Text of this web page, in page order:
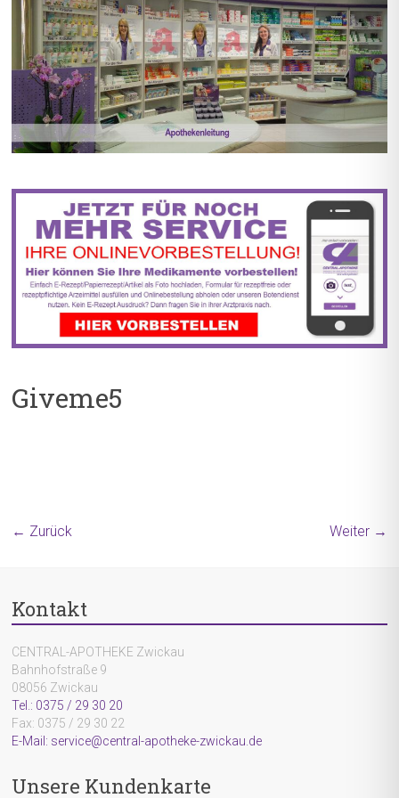
BIS ZU 55% RABATT AUF
REZEPTFREIE MEDIKAMENTE
5% TREUEBONUS MIT
KUNDENKARTE
Giveme5
← Zurück Weiter →
Kontakt
CENTRAL-APOTHEKE Zwickau
Bahnhofstraße 9
08056 Zwickau
Tel.: 0375 / 29 30 20
Fax: 0375 / 29 30 22
E-Mail: service@central-apotheke-zwickau.de
Unsere Kundenkarte